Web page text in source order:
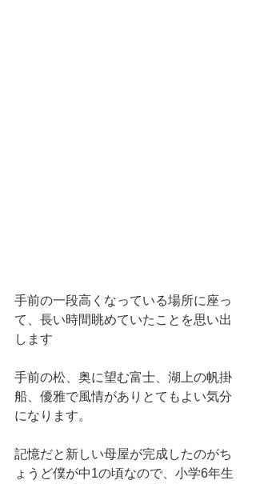
手前の一段高くなっている場所に座っ
て、長い時間眺めていたことを思い出
します
手前の松、奥に望む富士、湖上の帆掛
船、優雅で風情がありとてもよい気分
になります。
記憶だと新しい母屋が完成したのがち
ょうど僕が中1の頃なので、小学6年生